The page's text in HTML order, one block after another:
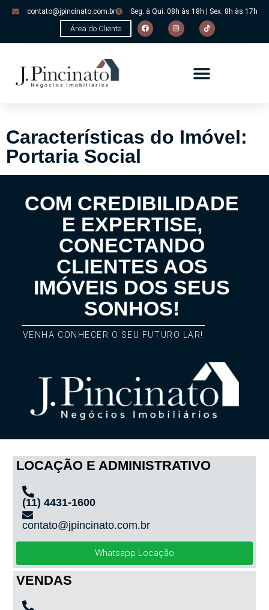
contato@jpincinato.com.br Seg. à Qui. 08h às 18h | Sex. 8h às 17h
Área do Cliente
Características do Imóvel:
Portaria Social
COM CREDIBILIDADE
E EXPERTISE,
CONECTANDO
CLIENTES AOS
IMÓVEIS DOS SEUS
SONHOS!
VENHA CONHECER O SEU FUTURO LAR!
LOCAÇÃO E ADMINISTRATIVO
(11) 4431-1600
contato@jpincinato.com.br
Whatsapp Locação
VENDAS